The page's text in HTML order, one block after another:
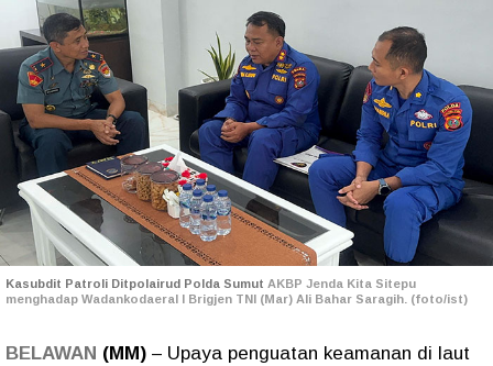
Kasubdit Patroli Ditpolairud Polda Sumut AKBP Jenda Kita Sitepu
menghadap Wadankodaeral I Brigjen TNI (Mar) Ali Bahar Saragih. (foto/ist)
BELAWAN (MM) – Upaya penguatan keamanan di laut